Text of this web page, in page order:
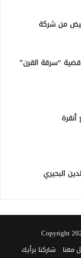
من شركة
“سرقة القرن”
البحيري
معنا شاركنا برأيك